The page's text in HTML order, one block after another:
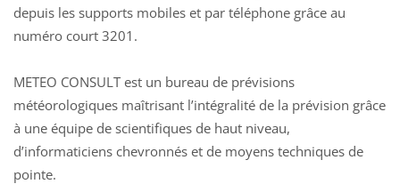
depuis les supports mobiles et par téléphone grâce au
numéro court 3201.
METEO CONSULT est un bureau de prévisions
météorologiques maîtrisant l’intégralité de la prévision grâce
à une équipe de scientifiques de haut niveau,
d’informaticiens chevronnés et de moyens techniques de
pointe.